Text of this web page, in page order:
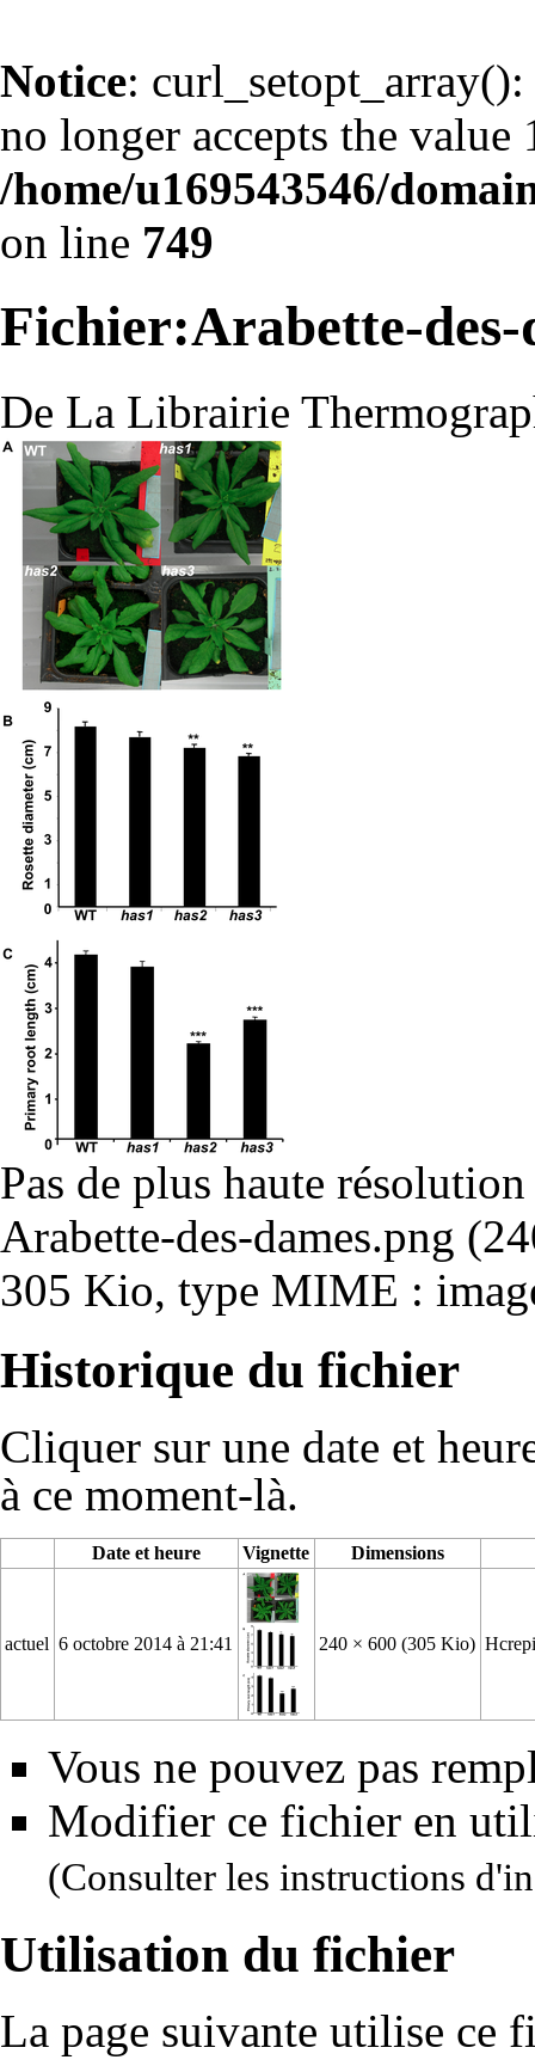
Notice:
no longer accepts the
/home/u169543546/
on line 749
Fichier:Arabette-des-
De La Librairie
Pas de plus haute
Arabette-des-dames.png
305 Kio, type MIME :
Historique du fichier
Cliquer sur une date et
à ce moment-là.
Date et heure Vignette Dimensions
actuel 6 octobre 2014 à 21:41 240 × 600(305 Kio)
Vous ne pouvez pas
Modifier ce fichier en
(Consulter les instructions
Utilisation du fichier
La page suivante utilise ce